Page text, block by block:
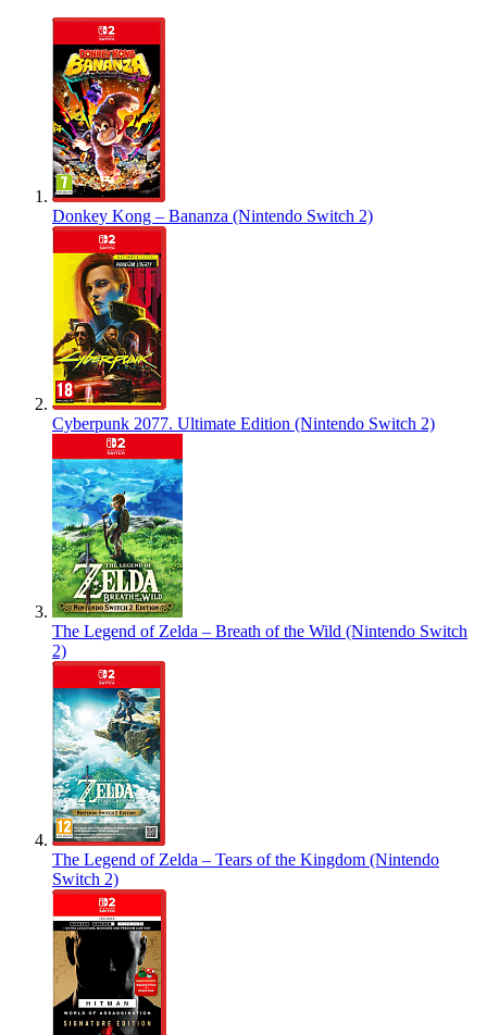
Donkey Kong – Bananza (Nintendo Switch 2)
Cyberpunk 2077. Ultimate Edition (Nintendo Switch 2)
The Legend of Zelda – Breath of the Wild (Nintendo Switch
2)
The Legend of Zelda – Tears of the Kingdom (Nintendo
Switch 2)